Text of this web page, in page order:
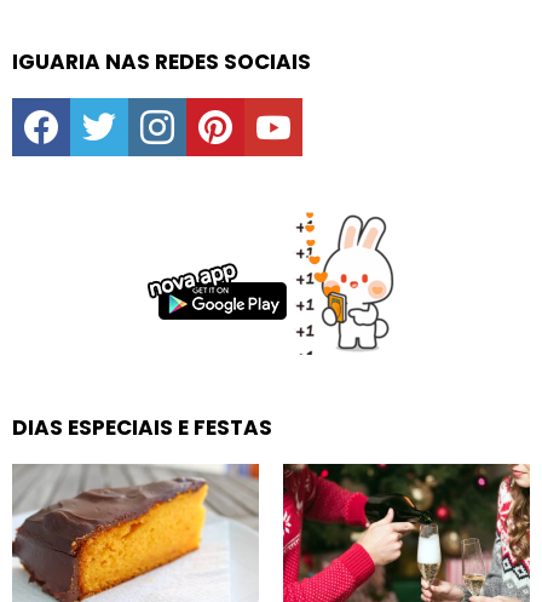
IGUARIA NAS REDES SOCIAIS
facebooktwitter instagrampinterestyoutube
DIAS ESPECIAIS E FESTAS